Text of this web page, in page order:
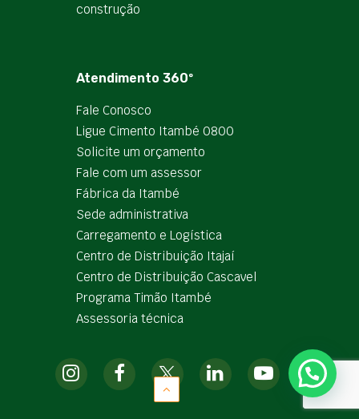
construção
Atendimento 360º
Fale Conosco
Ligue Cimento Itambé 0800
Solicite um orçamento
Fale com um assessor
Fábrica da Itambé
Sede administrativa
Carregamento e Logística
Centro de Distribuição Itajaí
Centro de Distribuição Cascavel
Programa Timão Itambé
Assessoria técnica